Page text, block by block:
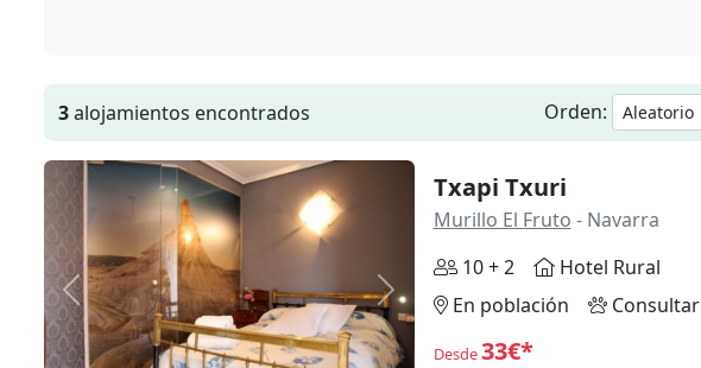
3alojamientos encontrados Orden:
Anterior Siguiente
Txapi Txuri
Murillo El Fruto - Navarra
10 + 2
Hotel Rural
En población
Consultar
Desde33€*